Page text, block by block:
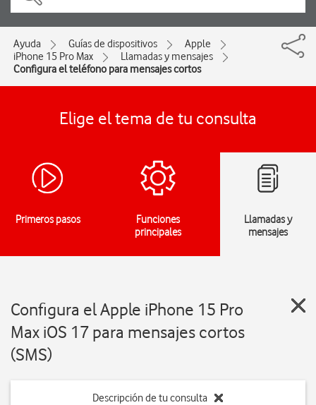
Ayuda Guías de dispositivos
Apple
iPhone 15 Pro Max
Llamadas y mensajes
Configura el teléfono para mensajes cortos
Elige el tema de tu consulta
Primeros pasos
Funciones
principales
Llamadas y
mensajes
Configura el Apple iPhone 15 Pro
Max iOS 17 para mensajes cortos
(SMS)
Descripción de tu consulta